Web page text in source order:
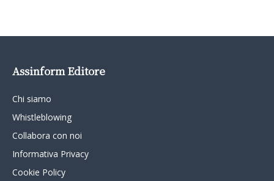
Assinform Editore
Chi siamo
Whistleblowing
Collabora con noi
Informativa Privacy
Cookie Policy